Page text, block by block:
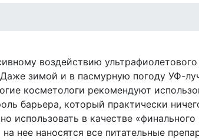
воздействию
зимой и в пасмурную погоду УФ-
косметологи рекомендуют
барьера, который практически
использовать в качестве
нее наносятся все питательные